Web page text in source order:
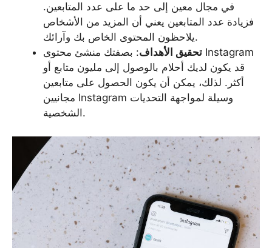
في مجال معين إلى حد ما على عدد المتابعين.
فزيادة عدد المتابعين يعني أن المزيد من الأشخاص
يلاحظون المحتوى الخاص بك وآرائك.
تحقيق الأهداف: بصفتك منشئ محتوى Instagram
قد يكون لديك أحلام بالوصول إلى مليون متابع أو
أكثر. لذلك، يمكن أن يكون الحصول على متابعين
مجانيين Instagram وسيلة لمواجهة التحديات
الشخصية.